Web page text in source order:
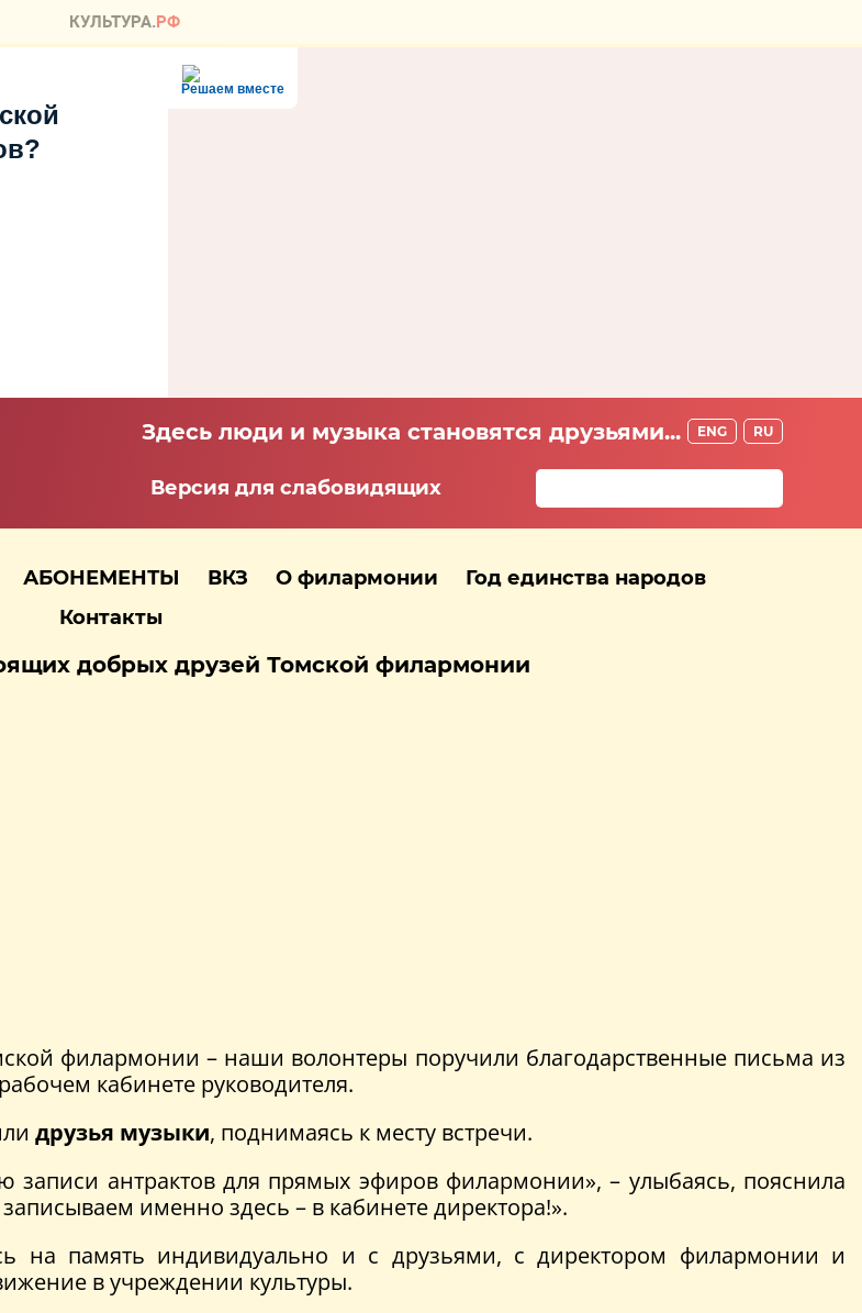
Решаем вместе
Здесь люди и музыка становятся друзьями... ENG RU
Версия для слабовидящих
АБОНЕМЕНТЫ ВКЗ О филармонии
Год единства народов
Контакты
добрых друзей Томской филармонии
филармонии – наши волонтеры поручили благодарственные письма из
кабинете руководителя.
друзья музыки, поднимаясь к месту встречи.
антрактов для прямых эфиров филармонии», – улыбаясь, пояснила
именно здесь – в кабинете директора!».
на память индивидуально и с друзьями, с директором филармонии и
в учреждении культуры.